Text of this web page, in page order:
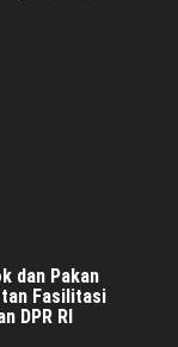
dan Pakan
Fasilitasi
DPR RI